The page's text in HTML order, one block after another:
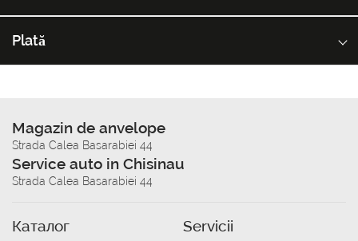
Plată
Magazin de anvelope
Strada Calea Basarabiei 44
Service auto in Chisinau
Strada Calea Basarabiei 44
Каталог Servicii